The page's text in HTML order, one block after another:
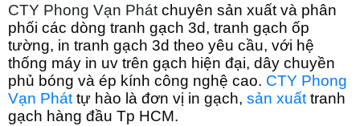
CTY Phong Vạn Phát chuyên sản xuất và phân
phối các dòng tranh gạch 3d, tranh gạch ốp
tường, in tranh gạch 3d theo yêu cầu, với hệ
thống máy in uv trên gạch hiện đại, dây chuyền
phủ bóng và ép kính công nghệ cao. CTY Phong
Vạn Phát tự hào là đơn vị in gạch, sản xuất tranh
gạch hàng đầu Tp HCM.